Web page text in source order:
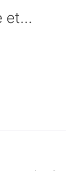
et…